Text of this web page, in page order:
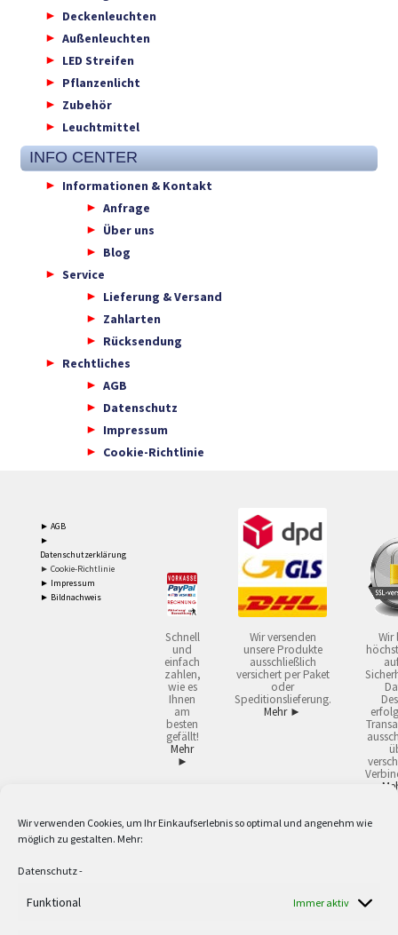
Wir verwenden Cookies, um Ihr Einkaufserlebnis so optimal und angenehm wie
möglich zu gestalten. Mehr:
Datenschutz-
Funktional Immer aktiv
Deckenleuchten
Außenleuchten
LED Streifen
Pflanzenlicht
Zubehör
Leuchtmittel
INFO CENTER
Informationen & Kontakt
Anfrage
Über uns
Blog
Service
Lieferung & Versand
Zahlarten
Rücksendung
Rechtliches
AGB
Datenschutz
Impressum
Cookie-Richtlinie
► AGB
►
Datenschutzerklärung
► Cookie-Richtlinie
► Impressum
► Bildnachweis
Schnell
und
einfach
zahlen,
wie es
Ihnen
am
besten
gefällt!
Mehr
►
Wir versenden
unsere Produkte
ausschließlich
versichert per Paket
oder
Speditionslieferung.
Mehr ►
Wir
2 Lieferzeiten gelten mit Express-24.
Versandkostenfrei ab 59,90 € Nettowarenwert. Inseln ausgenommen. Unsere
Berufe zur Verwendung in der selbständigen, beruflichen oder gewerblichen